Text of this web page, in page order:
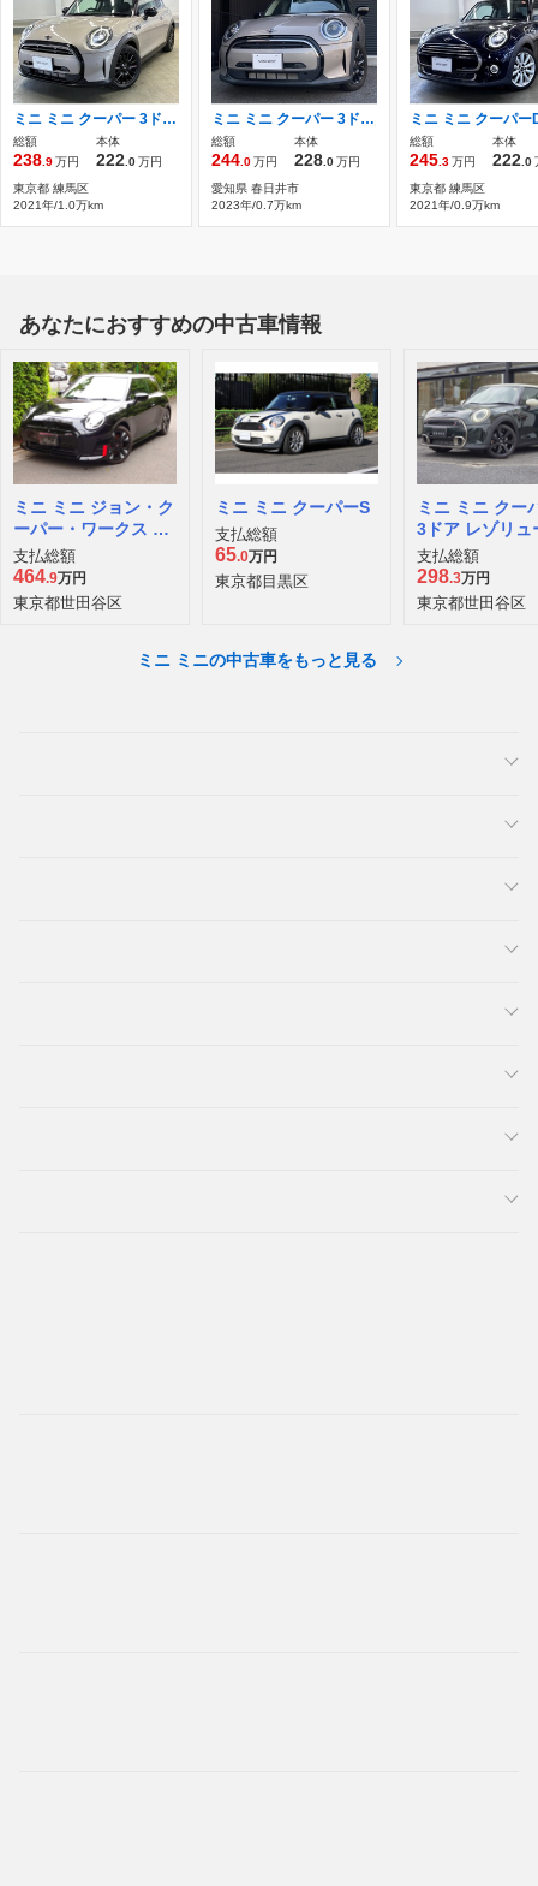
ミニ ミニ クーパー 3ドア DCT 純正ナビゲーションシステム バックカメラ
総額
238 .9万円
本体
222 .0万円
東京都 練馬区
2021年/1.0万km
ミニ ミニ クーパー 3ドア DCT 16AW クーパー ルーフトップグレー
総額
244 .0万円
本体
228 .0万円
愛知県 春日井市
2023年/0.7万km
総額
245 .3万円
本体
222 .0
東京都 練馬区
2021年/0.9万km
あなたにおすすめの中古車情報
ミニ ミニ ジョン・ク
ーパー・ワークス E
3ドア
支払総額
464.9万円
東京都世田谷区
ミニ ミニ クーパーS
支払総額
65.0万円
東京都目黒区
ミニ ミニ クー
3ドア レゾリュ
エディション
支払総額
298.3万円
東京都世田谷区
ミニ ミニの中古車をもっと見る